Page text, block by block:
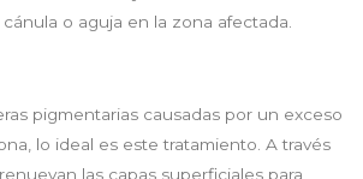
o aguja en la zona afectada.
pigmentarias causadas por un exceso
lo ideal es este tratamiento. A través
las capas superficiales para